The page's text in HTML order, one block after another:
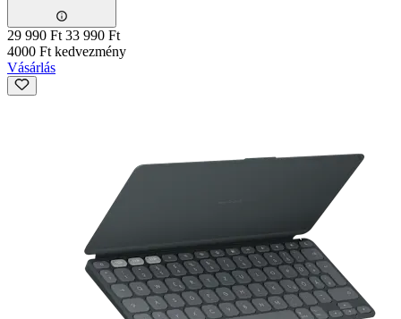
29 990 Ft 33 990 Ft
4000 Ft kedvezmény
Vásárlás